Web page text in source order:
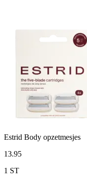
Estrid Body opzetmesjes
13.95
1 ST